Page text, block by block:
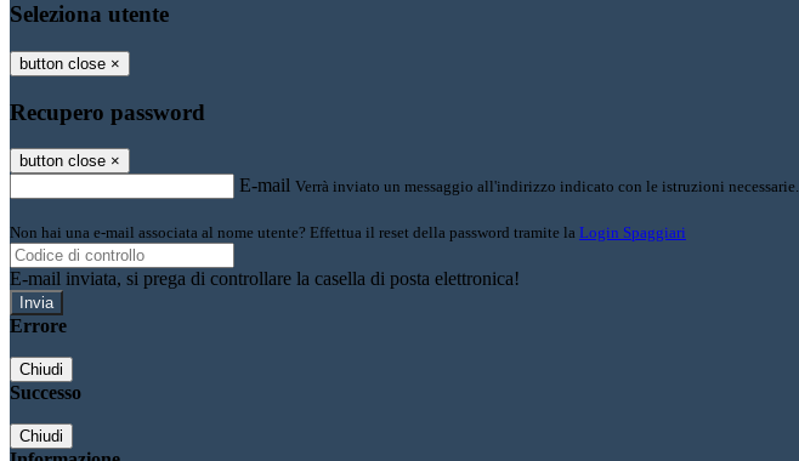
Seleziona utente
button close ×
Recupero password
button close ×
E-mail Verrà inviato un messaggio all'indirizzo indicato con le istruzioni necessarie.
Non hai una e-mail associata al nome utente? Effettua il reset della password tramite la Login Spaggiari
E-mail inviata, si prega di controllare la casella di posta elettronica!
Errore
Chiudi
Successo
Chiudi